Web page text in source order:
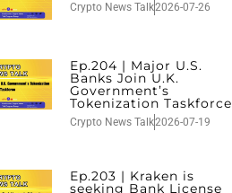
Crypto News Talk2026-07-26
Ep.204 | Major U.S.
Banks Join U.K.
Government’s
Tokenization Taskforce
Crypto News Talk2026-07-19
Ep.203 | Kraken is
seeking Bank License